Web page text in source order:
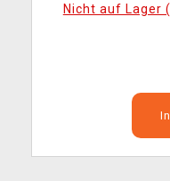
Nicht auf Lager